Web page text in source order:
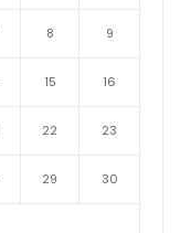
8 9
15 16
22 23
29 30